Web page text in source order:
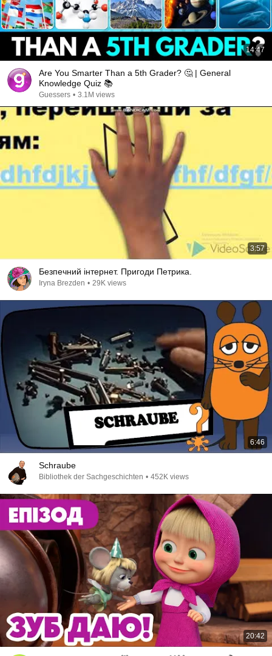
14:47
Are You Smarter Than a 5th Grader? 🤔 | General
Knowledge Quiz 📚
Guessers • 3.1M views
3:57
Безпечний інтернет. Пригоди Петрика.
Iryna Brezden • 29K views
6:46
Schraube
Bibliothek der Sachgeschichten • 452K views
20:42